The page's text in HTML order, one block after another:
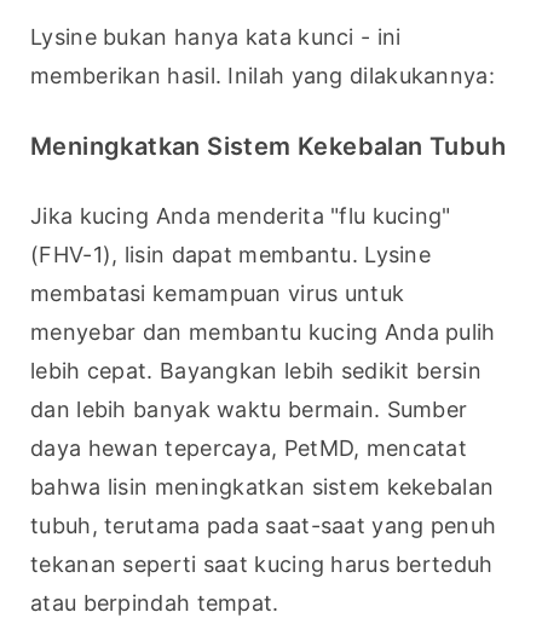
Lysine bukan hanya kata kunci - ini
memberikan hasil. Inilah yang dilakukannya:
Meningkatkan Sistem Kekebalan Tubuh
Jika kucing Anda menderita "flu kucing"
(FHV-1), lisin dapat membantu. Lysine
membatasi kemampuan virus untuk
menyebar dan membantu kucing Anda pulih
lebih cepat. Bayangkan lebih sedikit bersin
dan lebih banyak waktu bermain. Sumber
daya hewan tepercaya, PetMD, mencatat
bahwa lisin meningkatkan sistem kekebalan
tubuh, terutama pada saat-saat yang penuh
tekanan seperti saat kucing harus berteduh
atau berpindah tempat.